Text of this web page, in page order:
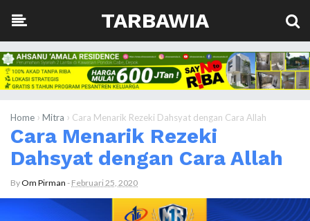
TARBAWIA
Home › Mitra › Cara Menarik Rezeki Dahsyat dengan Cara Allah
Cara Menarik Rezeki
Dahsyat dengan Cara Allah
ByOm Pirman - Februari 25, 2020